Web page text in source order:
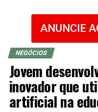
ANUNCIE
NEGÓCIOS
Jovem
inovador que
artificial na